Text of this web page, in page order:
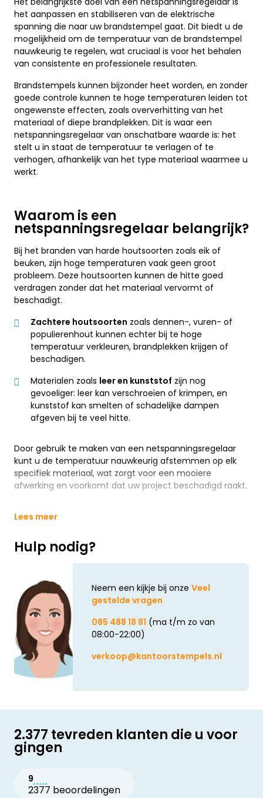
het aanpassen en stabiliseren van de elektrische
spanning die naar uw brandstempel gaat. Dit biedt u de
mogelijkheid om de temperatuur van de brandstempel
nauwkeurig te regelen, wat cruciaal is voor het behalen
van consistente en professionele resultaten.
Brandstempels kunnen bijzonder heet worden, en zonder
goede controle kunnen te hoge temperaturen leiden tot
ongewenste effecten, zoals oververhitting van het
materiaal of diepe brandplekken. Dit is waar een
netspanningsregelaar van onschatbare waarde is: het
stelt u in staat de temperatuur te verlagen of te
verhogen, afhankelijk van het type materiaal waarmee u
werkt.
Waarom is een
netspanningsregelaar belangrijk?
Bij het branden van harde houtsoorten zoals eik of
beuken, zijn hoge temperaturen vaak geen groot
probleem. Deze houtsoorten kunnen de hitte goed
verdragen zonder dat het materiaal vervormt of
beschadigt.
Zachtere houtsoorten zoals dennen-, vuren- of
populierenhout kunnen echter bij te hoge
temperatuur verkleuren, brandplekken krijgen of
beschadigen.
Materialen zoals leer en kunststof zijn nog
gevoeliger: leer kan verschroeien of krimpen, en
kunststof kan smelten of schadelijke dampen
afgeven bij te veel hitte.
Door gebruik te maken van een netspanningsregelaar
kunt u de temperatuur nauwkeurig afstemmen op elk
specifiek materiaal, wat zorgt voor een mooiere
afwerking en voorkomt dat uw project beschadigd raakt.
Lees meer
Hulp nodig?
Neem een kijkje bij onze Veel
gestelde vragen
085 488 18 81 (ma t/m zo van
08:00-22:00)
verkoop@kantoorstempels.nl
2.377 tevreden klanten die u voor
gingen
9
2377 beoordelingen